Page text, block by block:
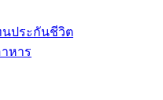
นประกันชีวิต
หาร